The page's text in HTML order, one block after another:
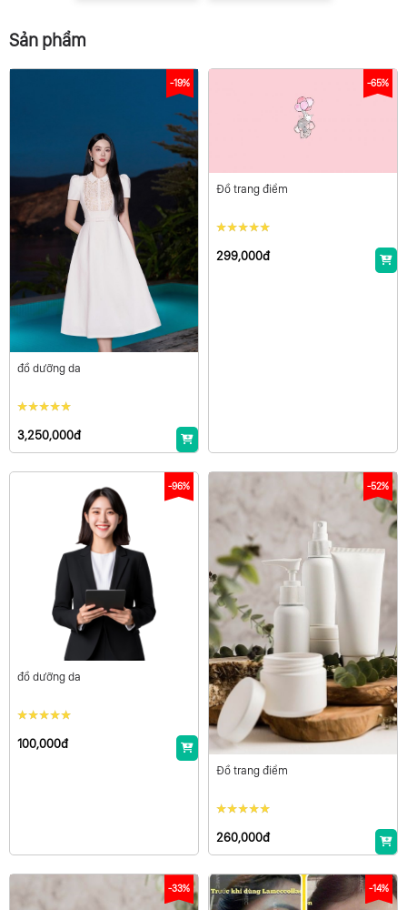
Sản phẩm
-19%
đồ dưỡng da
3,250,000đ
-65%
Đồ trang điểm
299,000đ
-96%
đồ dưỡng da
100,000đ
-52%
Đồ trang điểm
260,000đ
-33% -14%